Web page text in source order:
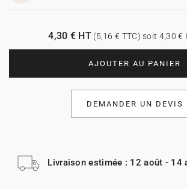
AJOUTER AU PANIER
4,30 € HT(5,16 € TTC) soit 4,30 €
DEMANDER UN DEVIS
Livraison estimée : 12 août - 14